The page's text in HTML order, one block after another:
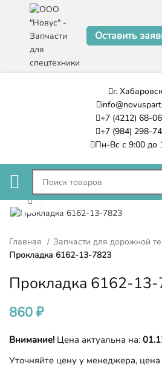
Оставить
г. Хабаровск
+7 (4212) 68-
+7 (984) 298-
Пн-Вс с 9:00 до
Нажмите, чтобы увеличить
Главная
Запчасти для дорожной
Прокладка 6162-13-7823
Прокладка 6162-
860 ₽
Внимание! Цена актуальна на:
Уточняйте цену у менеджера,